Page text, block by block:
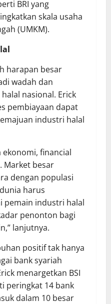
BRI yang
skala usaha
(UMKM).
harapan besar
wadah dan
nasional. Erick
pembiayaan dapat
industri halal
ekonomi, financial
Market besar
dengan populasi
harus
pemain industri halal
penonton bagi
lanjutnya.
positif tak hanya
bank syariah
menargetkan BSI
peringkat 14 bank
dalam 10 besar